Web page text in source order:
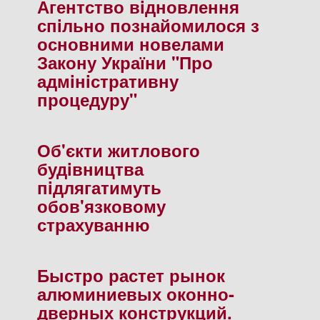
Агентство вiдновлення
спiльно познайомилося з
основними новелами
Закону України "Про
адмiнiстративну
процедуру"
Об'єкти житлового
будiвництва
пiдлягатимуть
обов'язковому
страхуванню
Быстро растет рынок
алюминиевых оконно-
дверных конструкций.